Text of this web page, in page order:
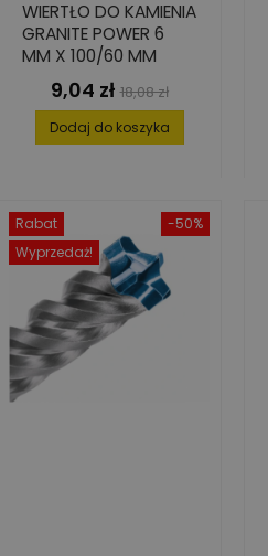
WIERTŁO DO KAMIENIA
GRANITE POWER 6
MM X 100/60 MM
Cena
9,04 zł Cena
podstawowa
18,08 zł
Dodaj do koszyka
-50%
Rabat
Wyprzedaż!